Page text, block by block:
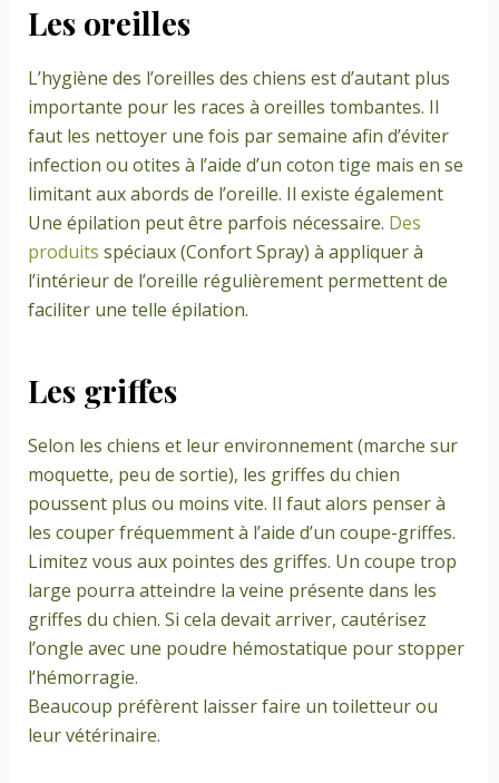
Les oreilles
L’hygiène des l’oreilles des chiens est d’autant plus
importante pour les races à oreilles tombantes. Il
faut les nettoyer une fois par semaine afin d’éviter
infection ou otites à l’aide d’un coton tige mais en se
limitant aux abords de l’oreille. Il existe également
Une épilation peut être parfois nécessaire. Des
produits spéciaux (Confort Spray) à appliquer à
l’intérieur de l’oreille régulièrement permettent de
faciliter une telle épilation.
Les griffes
Selon les chiens et leur environnement (marche sur
moquette, peu de sortie), les griffes du chien
poussent plus ou moins vite. Il faut alors penser à
les couper fréquemment à l’aide d’un coupe-griffes.
Limitez vous aux pointes des griffes. Un coupe trop
large pourra atteindre la veine présente dans les
griffes du chien. Si cela devait arriver, cautérisez
l’ongle avec une poudre hémostatique pour stopper
l’hémorragie.
Beaucoup préfèrent laisser faire un toiletteur ou
leur vétérinaire.